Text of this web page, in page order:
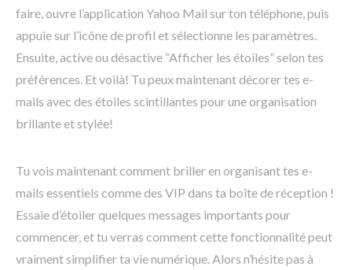
faire, ouvre l’application Yahoo Mail sur ton téléphone, puis
appuie sur l’icône de profil et sélectionne les paramètres.
Ensuite, active ou désactive “Afficher les étoiles” selon tes
préférences. Et voilà! Tu peux maintenant décorer tes e-
mails avec des étoiles scintillantes pour une organisation
brillante et stylée!
Tu vois maintenant comment briller en organisant tes e-
mails essentiels comme des VIP dans ta boîte de réception !
Essaie d’étoiler quelques messages importants pour
commencer, et tu verras comment cette fonctionnalité peut
vraiment simplifier ta vie numérique. Alors n’hésite pas à